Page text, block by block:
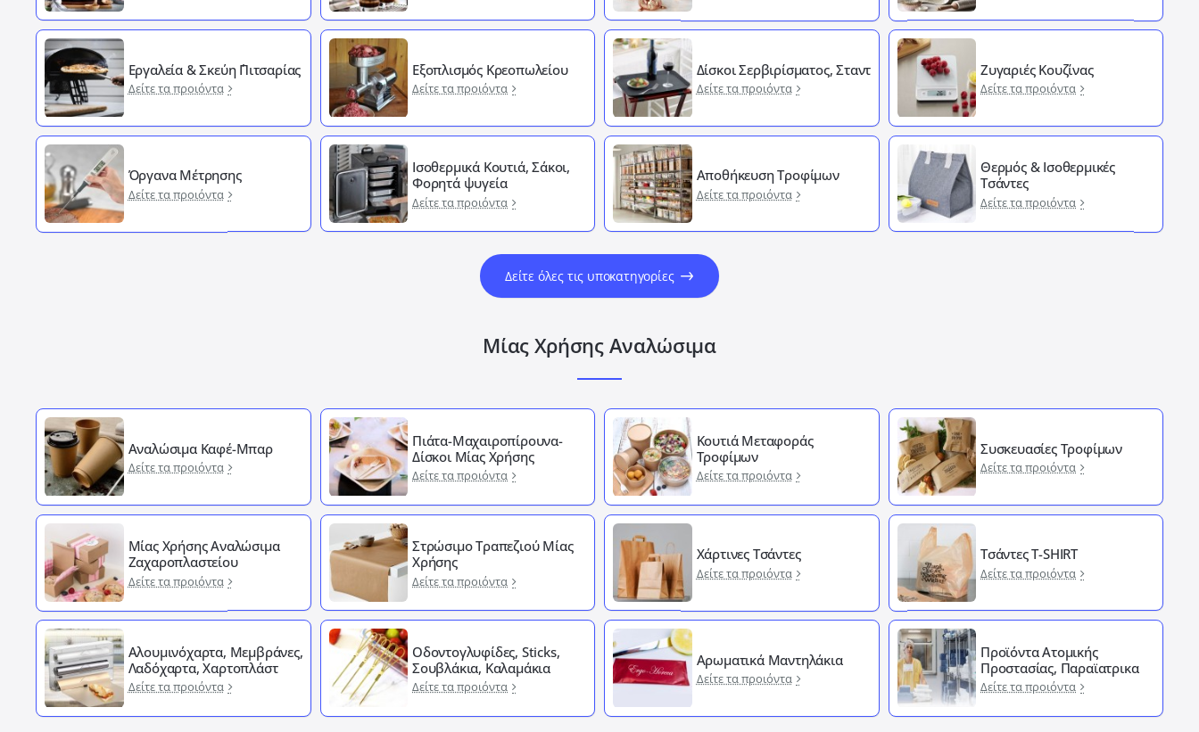
Εργαλεία & Σκεύη ΄Πιτσαρίας
Δείτε τα προιόντα
Εξοπλισμός Κρεοπωλείου
Δείτε τα προιόντα
Δίσκοι Σερβιρίσματος, Σταντ
Δείτε τα προιόντα
Ζυγαριές Κουζίνας
Δείτε τα προιόντα
Όργανα Μέτρησης
Δείτε τα προιόντα
Ισοθερμικά Κουτιά, Σάκοι,
Φορητά ψυγεία
Δείτε τα προιόντα
Αποθήκευση Τροφίμων
Δείτε τα προιόντα
Θερμός & Ισοθερμικές
Τσάντες
Δείτε τα προιόντα
Δείτε όλες τις υποκατηγορίες
Μίας Χρήσης Αναλώσιμα
Αναλώσιμα Καφέ-Μπαρ
Δείτε τα προιόντα
Πιάτα-Μαχαιροπίρουνα-
Δίσκοι Μίας Χρήσης
Δείτε τα προιόντα
Κουτιά Μεταφοράς
Τροφίμων
Δείτε τα προιόντα
Συσκευασίες Τροφίμων
Δείτε τα προιόντα
Μίας Χρήσης Αναλώσιμα
Ζαχαροπλαστείου
Δείτε τα προιόντα
Στρώσιμο Τραπεζιού Μίας
Χρήσης
Δείτε τα προιόντα
Χάρτινες Τσάντες
Δείτε τα προιόντα
Τσάντες T-SHIRT
Δείτε τα προιόντα
Αλουμινόχαρτα, Μεμβράνες,
Λαδόχαρτα, Χαρτοπλάστ
Δείτε τα προιόντα
Οδοντογλυφίδες, Sticks,
Σουβλάκια, Καλαμάκια
Δείτε τα προιόντα
Αρωματικά Μαντηλάκια
Δείτε τα προιόντα
Προϊόντα Ατομικής
Προστασίας, Παραϊατρικα
Δείτε τα προιόντα